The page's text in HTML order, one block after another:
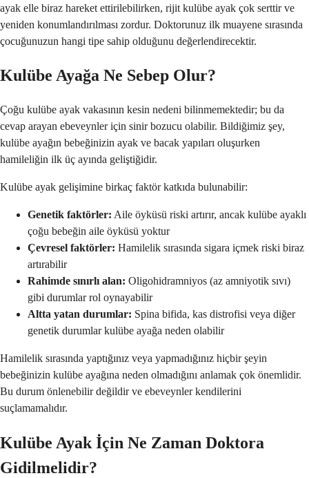
ayak elle biraz hareket ettirilebilirken, rijit kulübe ayak çok serttir ve
yeniden konumlandırılması zordur. Doktorunuz ilk muayene sırasında
çocuğunuzun hangi tipe sahip olduğunu değerlendirecektir.
Kulübe Ayağa Ne Sebep Olur?
Çoğu kulübe ayak vakasının kesin nedeni bilinmemektedir; bu da
cevap arayan ebeveynler için sinir bozucu olabilir. Bildiğimiz şey,
kulübe ayağın bebeğinizin ayak ve bacak yapıları oluşurken
hamileliğin ilk üç ayında geliştiğidir.
Kulübe ayak gelişimine birkaç faktör katkıda bulunabilir:
Genetik faktörler: Aile öyküsü riski artırır, ancak kulübe ayaklı
çoğu bebeğin aile öyküsü yoktur
Çevresel faktörler: Hamilelik sırasında sigara içmek riski biraz
artırabilir
Rahimde sınırlı alan: Oligohidramniyos (az amniyotik sıvı)
gibi durumlar rol oynayabilir
Altta yatan durumlar: Spina bifida, kas distrofisi veya diğer
genetik durumlar kulübe ayağa neden olabilir
Hamilelik sırasında yaptığınız veya yapmadığınız hiçbir şeyin
bebeğinizin kulübe ayağına neden olmadığını anlamak çok önemlidir.
Bu durum önlenebilir değildir ve ebeveynler kendilerini
suçlamamalıdır.
Kulübe Ayak İçin Ne Zaman Doktora
Gidilmelidir?